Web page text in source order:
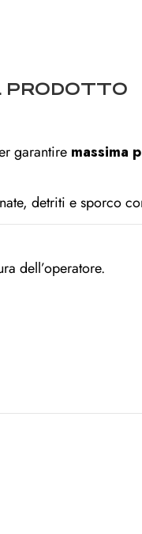
PRODOTTO
garantire massima
detriti e sporco
dell’operatore.